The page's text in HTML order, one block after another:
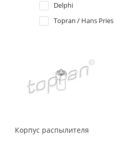
Infiniti
Jaguar
Delphi
Topran / Hans Pries
Корпус распылителя